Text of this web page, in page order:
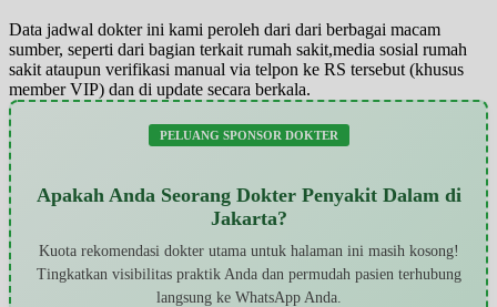
Data jadwal dokter ini kami peroleh dari dari berbagai macam
sumber, seperti dari bagian terkait rumah sakit,media sosial rumah
sakit ataupun verifikasi manual via telpon ke RS tersebut (khusus
member VIP) dan di update secara berkala.
PELUANG SPONSOR DOKTER
Apakah Anda Seorang Dokter Penyakit Dalam di
Jakarta?
Kuota rekomendasi dokter utama untuk halaman ini masih kosong!
Tingkatkan visibilitas praktik Anda dan permudah pasien terhubung
langsung ke WhatsApp Anda.